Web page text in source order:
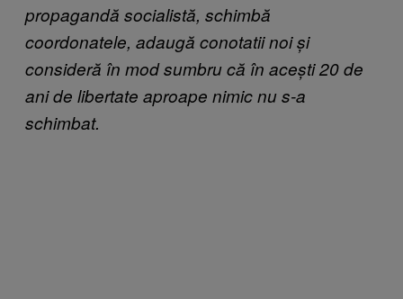
propagandă socialistă, schimbă
coordonatele, adaugă conotatii noi și
consideră în mod sumbru că în acești 20 de
ani de libertate aproape nimic nu s-a
schimbat.